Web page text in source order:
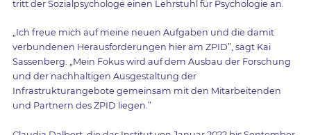
tritt der Sozialpsychologe einen Lehrstuhl für Psychologie an.
„Ich freue mich auf meine neuen Aufgaben und die damit
verbundenen Herausforderungen hier am ZPID”, sagt Kai
Sassenberg. „Mein Fokus wird auf dem Ausbau der Forschung
und der nachhaltigen Ausgestaltung der
Infrastrukturangebote gemeinsam mit den Mitarbeitenden
und Partnern des ZPID liegen.”